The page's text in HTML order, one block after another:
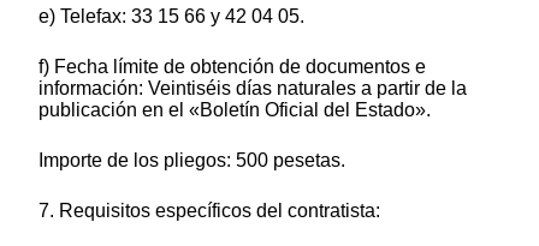
e) Telefax: 33 15 66 y 42 04 05.
f) Fecha límite de obtención de documentos e
información: Veintiséis días naturales a partir de la
publicación en el «Boletín Oficial del Estado».
Importe de los pliegos: 500 pesetas.
7. Requisitos específicos del contratista: